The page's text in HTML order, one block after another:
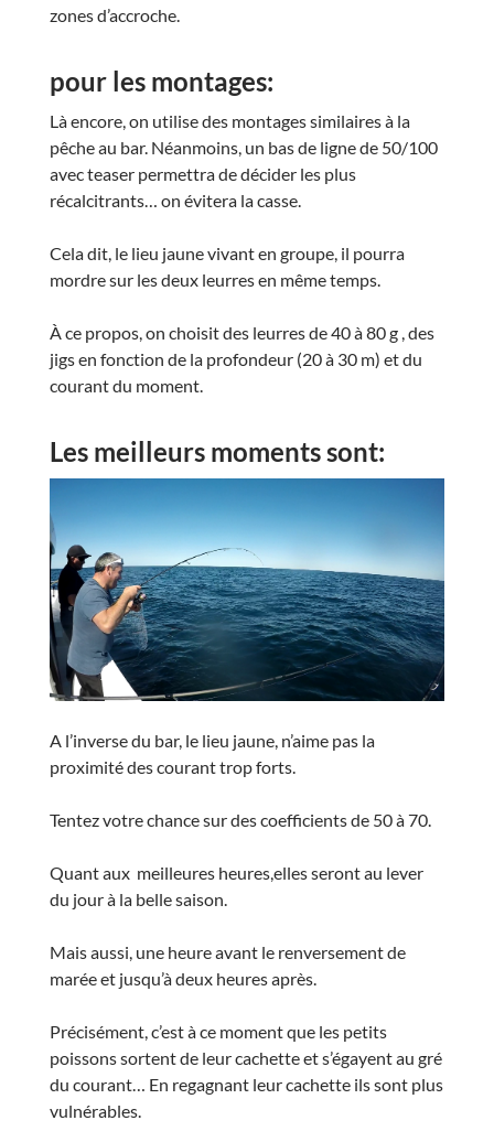
zones d’accroche.
pour les montages:
Là encore, on utilise des montages similaires à la
pêche au bar. Néanmoins, un bas de ligne de 50/100
avec teaser permettra de décider les plus
récalcitrants… on évitera la casse.
Cela dit, le lieu jaune vivant en groupe, il pourra
mordre sur les deux leurres en même temps.
À ce propos, on choisit des leurres de 40 à 80 g , des
jigs en fonction de la profondeur (20 à 30 m) et du
courant du moment.
Les meilleurs moments sont:
A l’inverse du bar, le lieu jaune, n’aime pas la
proximité des courant trop forts.
Tentez votre chance sur des coefficients de 50 à 70.
Quant aux meilleures heures,elles seront au lever
du jour à la belle saison.
Mais aussi, une heure avant le renversement de
marée et jusqu’à deux heures après.
Précisément, c’est à ce moment que les petits
poissons sortent de leur cachette et s’égayent au gré
du courant… En regagnant leur cachette ils sont plus
vulnérables.